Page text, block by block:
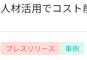
人材活用でコスト
プレスリリース 事例